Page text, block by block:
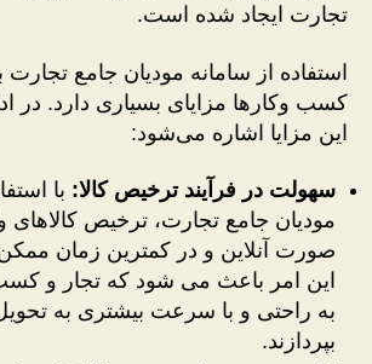
تجارت ایجاد شده است.
استفاده از سامانه مودیان جامع تجارت
کسب ‌وکارها مزایای بسیاری دارد. در
این مزایا اشاره می‌شود:
سهولت در فرآیند ترخیص کالا: با
مودیان جامع تجارت، ترخیص کالاهای
صورت آنلاین و در کمترین زمان
این امر باعث می ‌شود که تجار و کسب‌
به راحتی و با سرعت بیشتری به
بپردازند.